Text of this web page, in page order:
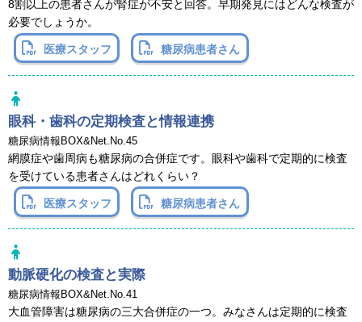
8割以上の患者さんが腎症が不安と回答。早期発見にはどんな検査が
必要でしょうか。
医療スタッフ 糖尿病患者さん
眼科・歯科の定期検査と情報連携
糖尿病情報BOX&Net.No.45
網膜症や歯周病も糖尿病の合併症です。眼科や歯科で定期的に検査
を受けている患者さんはどれくらい？
医療スタッフ 糖尿病患者さん
動脈硬化の検査と実際
糖尿病情報BOX&Net.No.41
大血管障害は糖尿病の三大合併症の一つ。みなさんは定期的に検査